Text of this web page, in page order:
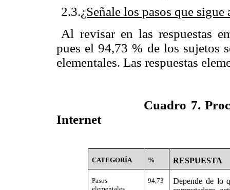
2.3.¿Señale los pasos que
Al revisar en las respuestas
pues el 94,73 % de los sujetos
elementales. Las respuestas
Cuadro 7.
Internet
CATEGORÍA % RESPUESTA
Pasos
94,73
Depende de lo